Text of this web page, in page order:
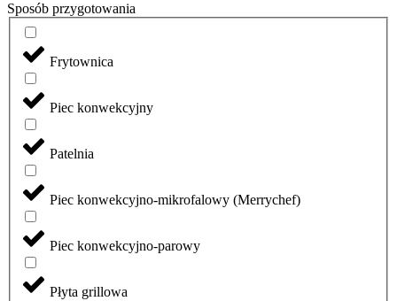
Sposób przygotowania
Frytownica
Piec konwekcyjny
Patelnia
Piec konwekcyjno-mikrofalowy (Merrychef)
Piec konwekcyjno-parowy
Płyta grillowa